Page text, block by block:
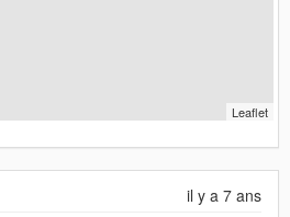
Leaflet
il y a 7 ans